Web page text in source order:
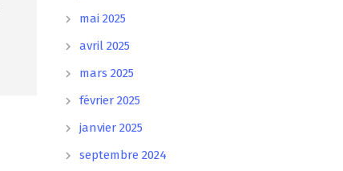
mai 2025
avril 2025
mars 2025
février 2025
janvier 2025
septembre 2024